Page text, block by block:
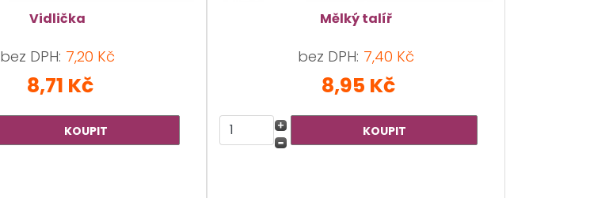
Vidlička
bez DPH: 7,20 Kč
8,71 Kč
Mělký talíř
bez DPH: 7,40 Kč
8,95 Kč